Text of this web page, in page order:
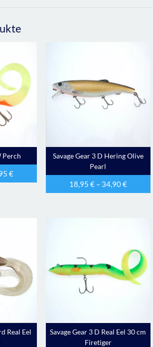
Perch
€
Savage Gear 3 D Hering Olive
Pearl
18,95 €– 34,90€
Real Eel
Savage Gear 3 D Real Eel 30 cm
Firetiger